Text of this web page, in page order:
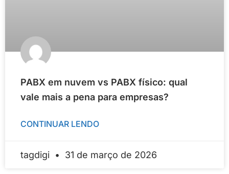
PABX em nuvem vs PABX físico: qual
vale mais a pena para empresas?
CONTINUAR LENDO
tagdigi 31 de março de 2026